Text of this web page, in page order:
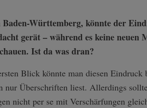
Württemberg, könnte der
gerät – während es keine neuen
Ist da was dran?
Blick könnte man diesen Eindruck
nur Überschriften liest. Allerdings
nicht per se mit Verschärfungen